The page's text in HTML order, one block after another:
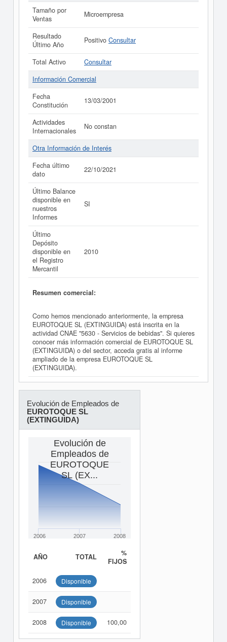
Tamaño por
Ventas
Microempresa
Resultado
Último Año
Positivo Consultar
Total Activo
Consultar
Información Comercial
Fecha
Constitución
13/03/2001
Actividades
Internacionales
No constan
Otra Información de Interés
Fecha último
dato
22/10/2021
Último Balance
disponible en
nuestros
Informes
SI
Último
Depósito
disponible en
el Registro
Mercantil
2010
Resumen comercial:
Como hemos mencionado anteriormente, la empresa
EUROTOQUE SL (EXTINGUIDA) está inscrita en la
actividad CNAE "5630 - Servicios de bebidas". Si quieres
conocer más información comercial de EUROTOQUE SL
(EXTINGUIDA) o del sector, acceda gratis al informe
ampliado de la empresa EUROTOQUE SL
(EXTINGUIDA).
Evolución de Empleados de
EUROTOQUE SL
(EXTINGUIDA)
Evolución de
Empleados de
EUROTOQUE
SL (EX...
2006 2007 2008
AÑO TOTAL
%
FIJOS
2006 Disponible
2007 Disponible
2008 Disponible 100,00